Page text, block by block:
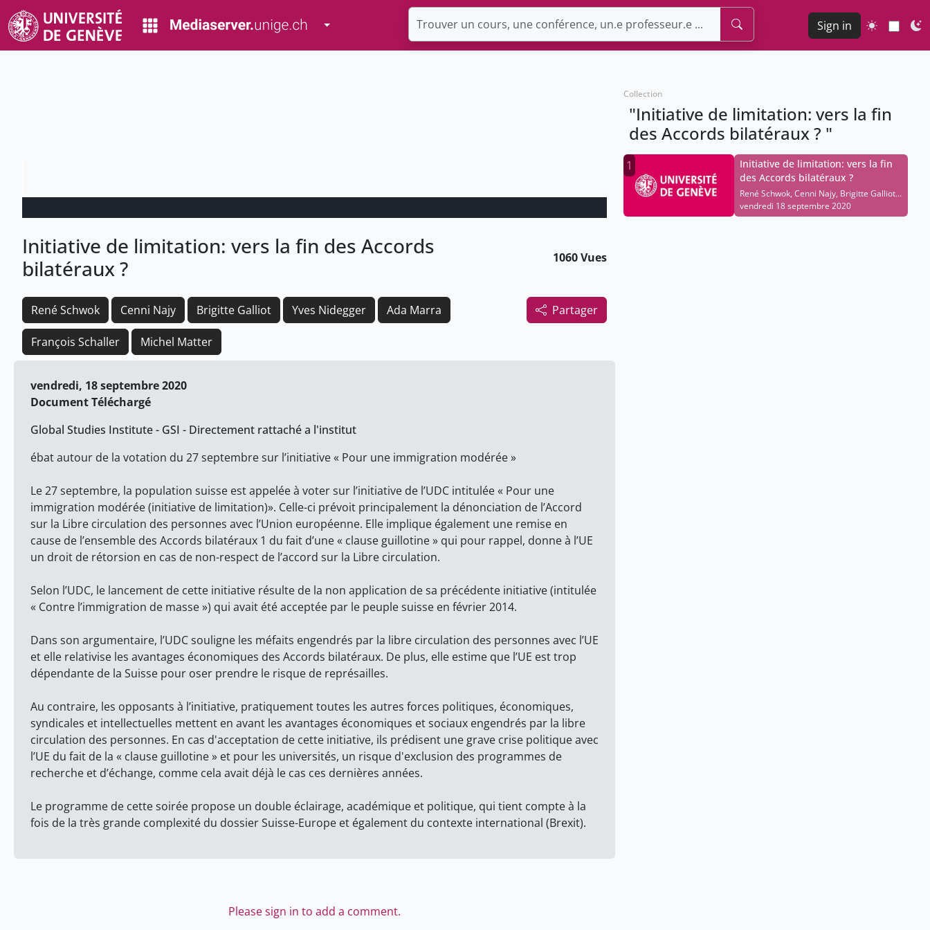
Toggle Dropdown Sign in
Initiative de limitation: vers la fin des Accords
bilatéraux ?
1060 Vues
Partager
René Schwok Cenni Najy Brigitte Galliot Yves Nidegger Ada Marra
François Schaller Michel Matter
vendredi, 18 septembre 2020
Document Téléchargé
Global Studies Institute - GSI - Directement rattaché a l'institut
ébat autour de la votation du 27 septembre sur l’initiative « Pour une immigration modérée »
Le 27 septembre, la population suisse est appelée à voter sur l’initiative de l’UDC intitulée « Pour une
immigration modérée (initiative de limitation)». Celle-ci prévoit principalement la dénonciation de l’Accord
sur la Libre circulation des personnes avec l’Union européenne. Elle implique également une remise en
cause de l’ensemble des Accords bilatéraux 1 du fait d’une « clause guillotine » qui pour rappel, donne à l’UE
un droit de rétorsion en cas de non-respect de l’accord sur la Libre circulation.
Selon l’UDC, le lancement de cette initiative résulte de la non application de sa précédente initiative (intitulée
« Contre l’immigration de masse ») qui avait été acceptée par le peuple suisse en février 2014.
Dans son argumentaire, l’UDC souligne les méfaits engendrés par la libre circulation des personnes avec l’UE
et elle relativise les avantages économiques des Accords bilatéraux. De plus, elle estime que l’UE est trop
dépendante de la Suisse pour oser prendre le risque de représailles.
Au contraire, les opposants à l’initiative, pratiquement toutes les autres forces politiques, économiques,
syndicales et intellectuelles mettent en avant les avantages économiques et sociaux engendrés par la libre
circulation des personnes. En cas d'acceptation de cette initiative, ils prédisent une grave crise politique avec
l’UE du fait de la « clause guillotine » et pour les universités, un risque d'exclusion des programmes de
recherche et d’échange, comme cela avait déjà le cas ces dernières années.
Le programme de cette soirée propose un double éclairage, académique et politique, qui tient compte à la
fois de la très grande complexité du dossier Suisse-Europe et également du contexte international (Brexit).
Please sign in to add a comment.
Collection
"Initiative de limitation: vers la fin
des Accords bilatéraux ? "
1
Initiative de limitation: vers la fin
des Accords bilatéraux ?
René Schwok, Cenni Najy, Brigitte Galliot,
Yves Nidegger, Ada Marra, François
Schaller, Michel Matter
vendredi 18 septembre 2020